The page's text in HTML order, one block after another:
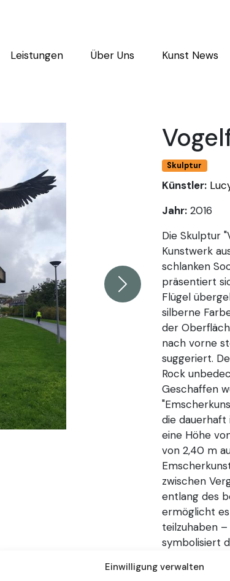
Einwilligung verwalten
Leistungen Über Uns Kunst News
Weiter
Skulptur
Künstler:
Jahr: 2016
Die Skulptur
Kunstwerk
schlanken
präsentiert
Flügel
silberne
der
nach vorne
suggeriert.
Rock
Geschaffen
die dauerhaft
eine Höhe
von 2,40 m
zwischen
entlang des
ermöglicht
teilzuhaben
symbolisiert
Vogelfrau /